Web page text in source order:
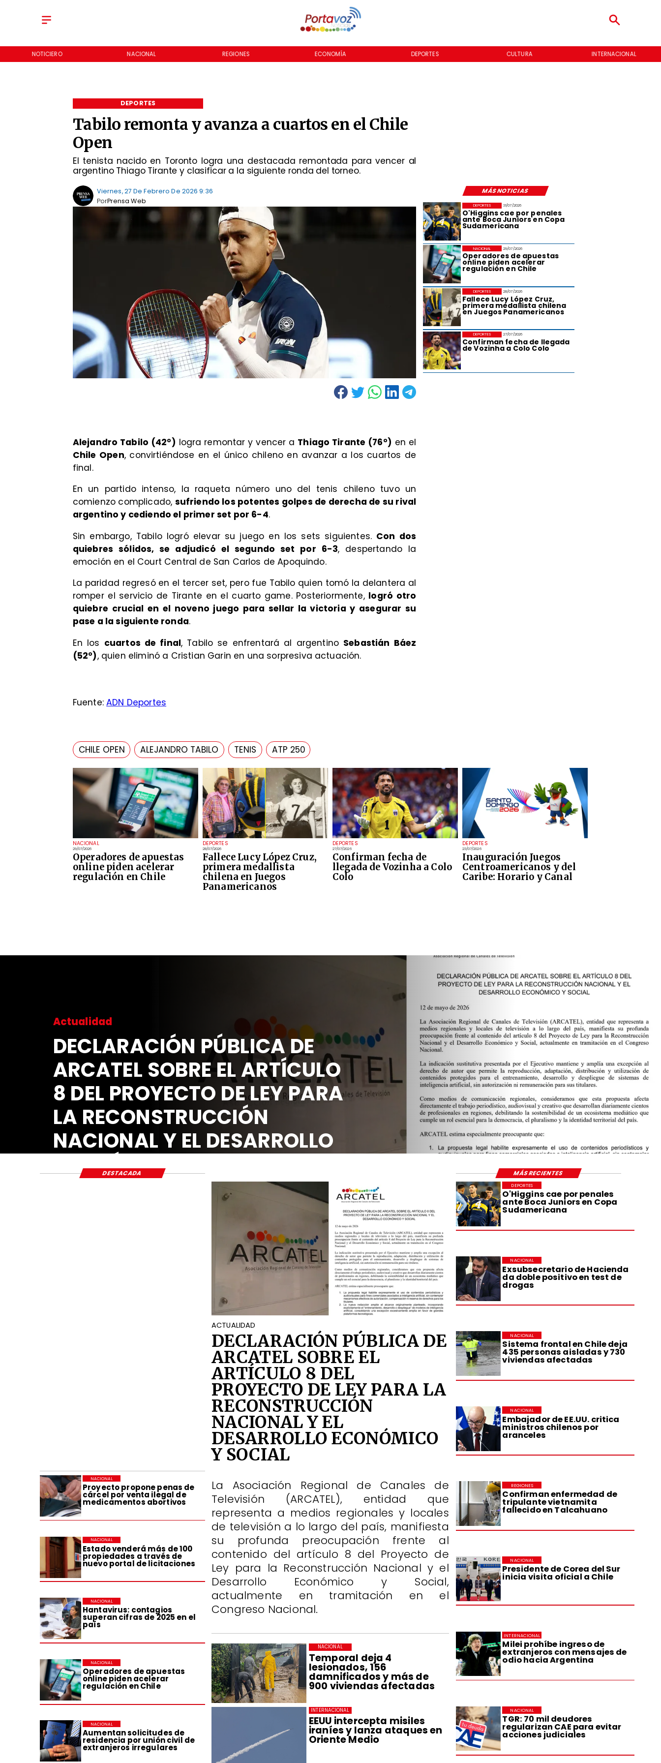
NOTICIERO NACIONAL REGIONES ECONOMÍA DEPORTES CULTURA INTERNACIONAL
Tabilo remonta y avanza a cuartos en el Chile
Open
El tenista nacido en Toronto logra una destacada remontada para vencer al
argentino Thiago Tirante y clasificar a la siguiente ronda del torneo.
DEPORTES
MÁS NOTICIAS
Viernes, 27 De Febrero De 2026 9:36
Prensa Web
Por
NACIONAL
29/07/2026
Operadores de apuestas
online piden acelerar
regulación en Chile
DEPORTES
28/07/2026
Fallece Lucy López Cruz,
primera medallista
chilena en Juegos
Panamericanos
DEPORTES
27/07/2026
Confirman fecha de
llegada de Vozinha a Colo
Colo
DEPORTES
23/07/2026
Inauguración Juegos
Centroamericanos y del
Caribe: Horario y Canal
31/07/2026
O'Higgins cae por penales
ante Boca Juniors en Copa
Sudamericana
DEPORTES
29/07/2026
Operadores de apuestas
online piden acelerar
regulación en Chile
NACIONAL
28/07/2026
Fallece Lucy López Cruz,
primera medallista chilena
en Juegos Panamericanos
DEPORTES
27/07/2026
Confirman fecha de llegada
de Vozinha a Colo Colo
DEPORTES
Alejandro Tabilo (42°) logra remontar y vencer a Thiago Tirante (76°) en el
Chile Open, convirtiéndose en el único chileno en avanzar a los cuartos de
final.
En un partido intenso, la raqueta número uno del tenis chileno tuvo un
comienzo complicado, sufriendo los potentes golpes de derecha de su rival
argentino y cediendo el primer set por 6-4.
Sin embargo, Tabilo logró elevar su juego en los sets siguientes. Con dos
quiebres sólidos, se adjudicó el segundo set por 6-3, despertando la
emoción en el Court Central de San Carlos de Apoquindo.
La paridad regresó en el tercer set, pero fue Tabilo quien tomó la delantera al
romper el servicio de Tirante en el cuarto game. Posteriormente, logró otro
quiebre crucial en el noveno juego para sellar la victoria y asegurar su
pase a la siguiente ronda.
En los cuartos de final, Tabilo se enfrentará al argentino Sebastián Báez
(52°), quien eliminó a Cristian Garin en una sorpresiva actuación.
Fuente:ADN Deportes
CHILE OPEN ALEJANDRO TABILO TENIS ATP 250
Actualidad
DECLARACIÓN PÚBLICA DE
ARCATEL SOBRE EL ARTÍCULO
8 DEL PROYECTO DE LEY PARA
LA RECONSTRUCCIÓN
NACIONAL Y EL DESARROLLO
ECONÓMICO Y SOCIAL
O'Higgins cae por penales
ante Boca Juniors en Copa
Sudamericana
DEPORTES
Exsubsecretario de Hacienda
da doble positivo en test de
drogas
NACIONAL
Sistema frontal en Chile deja
435 personas aisladas y 730
viviendas afectadas
NACIONAL
Embajador de EE.UU. critica
ministros chilenos por
aranceles
NACIONAL
Confirman enfermedad de
tripulante vietnamita
fallecido en Talcahuano
REGIONES
Presidente de Corea del Sur
inicia visita oficial a Chile
NACIONAL
Milei prohíbe ingreso de
extranjeros con mensajes de
odio hacia Argentina
INTERNACIONAL
TGR: 70 mil deudores
regularizan CAE para evitar
acciones judiciales
NACIONAL
Proyecto propone penas de
cárcel por venta ilegal de
medicamentos abortivos
NACIONAL
Estado venderá más de 100
propiedades a través de
nuevo portal de licitaciones
NACIONAL
Hantavirus: contagios
superan cifras de 2025 en el
país
NACIONAL
Operadores de apuestas
online piden acelerar
regulación en Chile
NACIONAL
Aumentan solicitudes de
residencia por unión civil de
extranjeros irregulares
NACIONAL
Temporal deja 4
lesionados, 156
damnificados y más de
900 viviendas afectadas
NACIONAL
EEUU intercepta misiles
iraníes y lanza ataques en
Oriente Medio
INTERNACIONAL
ACTUALIDAD
DECLARACIÓN PÚBLICA DE
ARCATEL SOBRE EL
ARTÍCULO 8 DEL
PROYECTO DE LEY PARA LA
RECONSTRUCCIÓN
NACIONAL Y EL
DESARROLLO ECONÓMICO
Y SOCIAL
La Asociación Regional de Canales de
Televisión (ARCATEL), entidad que
representa a medios regionales y locales
de televisión a lo largo del país, manifiesta
su profunda preocupación frente al
contenido del artículo 8 del Proyecto de
Ley para la Reconstrucción Nacional y el
Desarrollo Económico y Social,
actualmente en tramitación en el
Congreso Nacional.
DESTACADA MÁS RECIENTES